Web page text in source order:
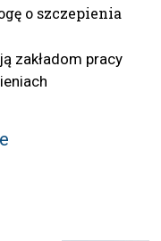
o szczepienia
zakładom pracy